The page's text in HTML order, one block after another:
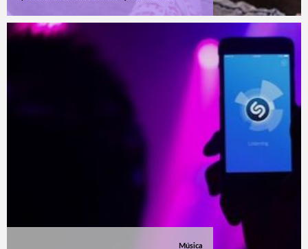
Música